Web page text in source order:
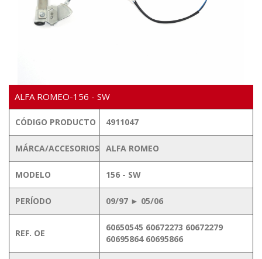
ALFA ROMEO-156 - SW
CÓDIGO PRODUCTO 4911047
MÁRCA/ACCESORIOS ALFA ROMEO
MODELO 156 - SW
PERÍODO 09/97 ► 05/06
REF. OE
60650545 60672273 60672279
60695864 60695866